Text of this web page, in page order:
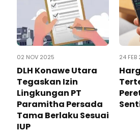
02 NOV 2025
DLH Konawe Utara
Tegaskan Izin
Lingkungan PT
Paramitha Persada
Tama Berlaku Sesuai
IUP
24